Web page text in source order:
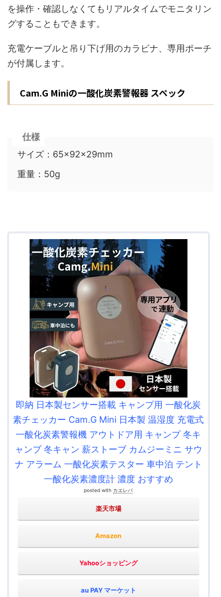
を操作・確認しなくてもリアルタイムでモニタリン
グすることもできます。
充電ケーブルと吊り下げ用のカラビナ、専用ポーチ
が付属します。
Cam.G Miniの一酸化炭素警報器 スペック
仕様
サイズ：65×92×29mm
重量：50g
即納 日本製センサー搭載 キャンプ用 一酸化炭
素チェッカー Cam.G Mini 日本製 温湿度 充電式
一酸化炭素警報機 アウトドア用 キャンプ 冬キ
ャンプ 冬キャン 薪ストーブ カムジーミニ サウ
ナ アラーム 一酸化炭素テスター 車中泊 テント
一酸化炭素濃度計 濃度 おすすめ
posted with カエレバ
楽天市場
Amazon
Yahooショッピング
au PAY マーケット